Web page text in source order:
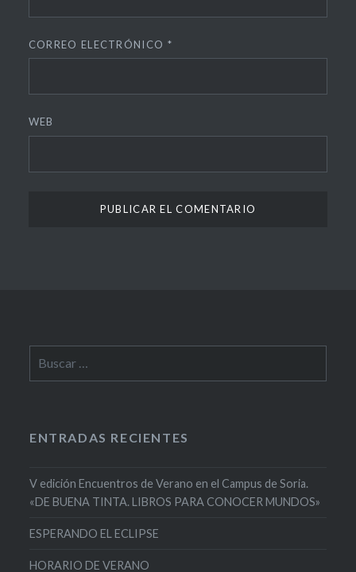
CORREO ELECTRÓNICO *
WEB
ENTRADAS RECIENTES
V edición Encuentros de Verano en el Campus de Soria.
«DE BUENA TINTA. LIBROS PARA CONOCER MUNDOS»
ESPERANDO EL ECLIPSE
HORARIO DE VERANO